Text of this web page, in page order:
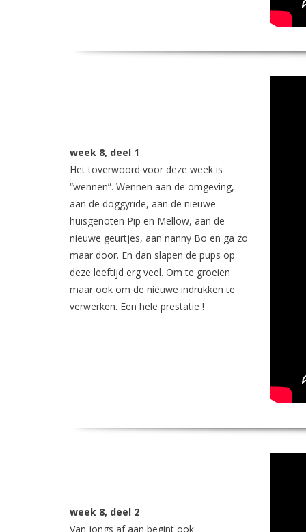
week 8, deel 1
Het toverwoord voor deze week is
“wennen”. Wennen aan de omgeving,
aan de doggyride, aan de nieuwe
huisgenoten Pip en Mellow, aan de
nieuwe geurtjes, aan nanny Bo en ga zo
maar door. En dan slapen de pups op
deze leeftijd erg veel. Om te groeien
maar ook om de nieuwe indrukken te
verwerken. Een hele prestatie !
week 8, deel 2
Van jongs af aan begint ook